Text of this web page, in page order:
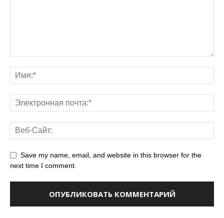
Save my name, email, and website in this browser for the
next time I comment.